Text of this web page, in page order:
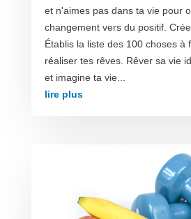
et n'aimes pas dans ta vie pour
changement vers du positif.
Établis la liste des 100 choses à
réaliser tes rêves. Rêver sa vie
et imagine ta vie...
lire plus